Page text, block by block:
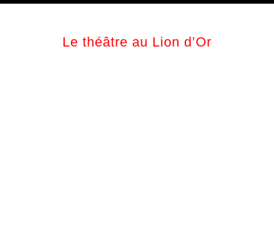
Le théâtre au Lion d’Or